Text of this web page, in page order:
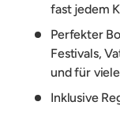
fast jedem
Perfekter
Festivals,
und für
Inklusive